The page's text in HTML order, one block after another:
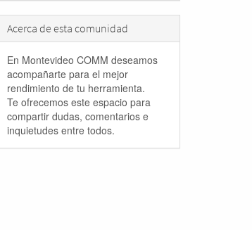
Acerca de esta comunidad
En Montevideo COMM deseamos
acompañarte para el mejor
rendimiento de tu herramienta.
Te ofrecemos este espacio para
compartir dudas, comentarios e
inquietudes entre todos.